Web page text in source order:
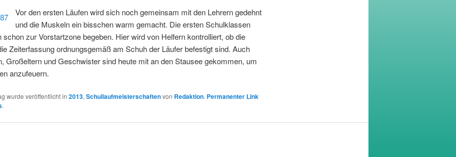
Vor den ersten Läufen wird sich noch gemeinsam mit den Lehrern gedehnt
und die Muskeln ein bisschen warm gemacht. Die ersten Schulklassen
schon zur Vorstartzone begeben. Hier wird von Helfern kontrolliert, ob die
Zeiterfassung ordnungsgemäß am Schuh der Läufer befestigt sind. Auch
Großeltern und Geschwister sind heute mit an den Stausee gekommen, um
anzufeuern.
wurde veröffentlicht in 2013, Schullaufmeisterschaftenvon Redaktion. Permanenter Link
.